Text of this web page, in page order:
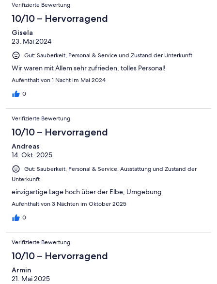
Verifizierte Bewertung
10/10 – Hervorragend
Gisela
23. Mai 2024
Gut: Sauberkeit, Personal & Service und Zustand der Unterkunft
Wir waren mit Allem sehr zufrieden, tolles Personal!
Aufenthalt von 1 Nacht im Mai 2024
0
Verifizierte Bewertung
10/10 – Hervorragend
Andreas
14. Okt. 2025
Gut: Sauberkeit, Personal & Service, Ausstattung und Zustand der
Unterkunft
einzigartige Lage hoch über der Elbe, Umgebung
Aufenthalt von 3 Nächten im Oktober 2025
0
Verifizierte Bewertung
10/10 – Hervorragend
Armin
21. Mai 2025